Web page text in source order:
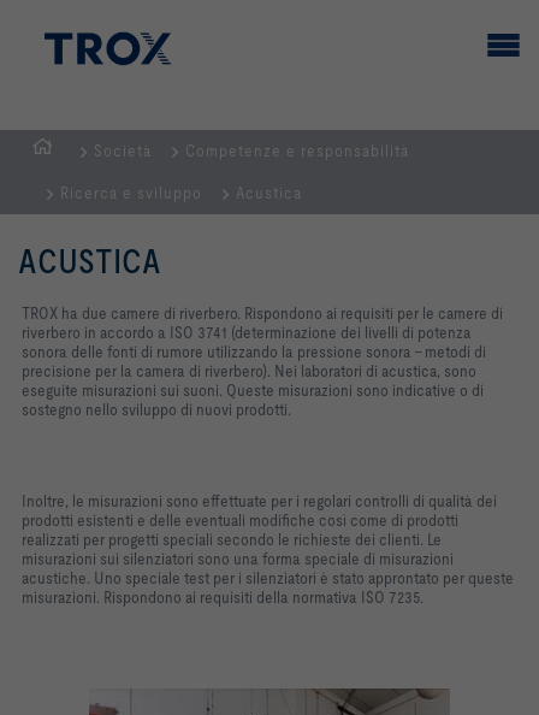
Società Competenze e responsabilità
Ricerca e sviluppo Acustica
ACUSTICA
TROX ha due camere di riverbero. Rispondono ai requisiti per le camere di
riverbero in accordo a ISO 3741 (determinazione dei livelli di potenza
sonora delle fonti di rumore utilizzando la pressione sonora - metodi di
precisione per la camera di riverbero). Nei laboratori di acustica, sono
eseguite misurazioni sui suoni. Queste misurazioni sono indicative o di
sostegno nello sviluppo di nuovi prodotti.
Inoltre, le misurazioni sono effettuate per i regolari controlli di qualità dei
prodotti esistenti e delle eventuali modifiche così come di prodotti
realizzati per progetti speciali secondo le richieste dei clienti. Le
misurazioni sui silenziatori sono una forma speciale di misurazioni
acustiche. Uno speciale test per i silenziatori è stato approntato per queste
misurazioni. Rispondono ai requisiti della normativa ISO 7235.